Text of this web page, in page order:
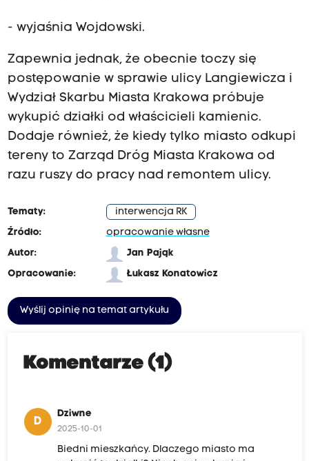
- wyjaśnia Wojdowski.
Zapewnia jednak, że obecnie toczy się
postępowanie w sprawie ulicy Langiewicza i
Wydział Skarbu Miasta Krakowa próbuje
wykupić działki od właścicieli kamienic.
Dodaje również, że kiedy tylko miasto odkupi
tereny to Zarząd Dróg Miasta Krakowa od
razu ruszy do pracy nad remontem ulicy.
Tematy:
interwencja RK
Źródło:
opracowanie własne
Autor:
Jan Pająk
Opracowanie:
Łukasz Konatowicz
Wyślij opinię na temat artykułu
Komentarze (1)
D
Dziwne
2025-10-01
Biedni mieszkańcy. Dlaczego miasto ma